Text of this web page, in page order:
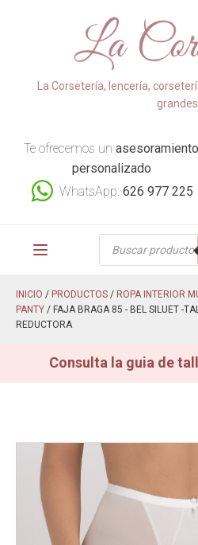
La Corsetería, lencería,
grandes
Te ofrecemos unasesoramiento
personalizado
WhatsApp:626 977 225
Búsqueda
INICIO / PRODUCTOS / ROPA INTERIOR
PANTY / FAJA BRAGA 85 - BEL SILUET -
REDUCTORA
Consulta la guia de